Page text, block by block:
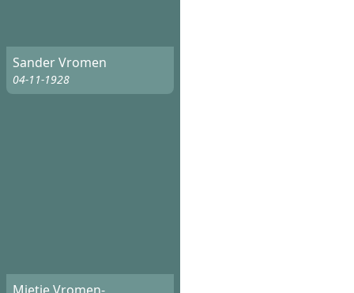
Sander Vromen
04-11-1928